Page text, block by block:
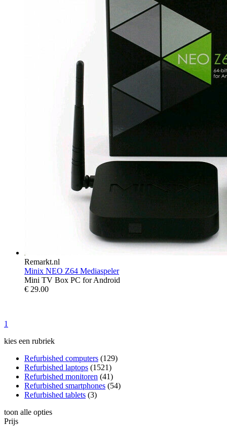
Remarkt.nl
Minix NEO Z64 Mediaspeler
Mini TV Box PC for Android
€ 29.00
1
kies een rubriek
Refurbished computers (129)
Refurbished laptops (1521)
Refurbished monitoren (41)
Refurbished smartphones (54)
Refurbished tablets (3)
toon alle opties
Prijs